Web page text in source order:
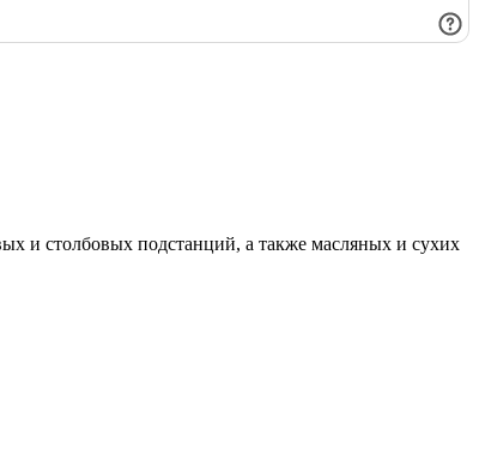
и столбовых подстанций, а также масляных и сухих